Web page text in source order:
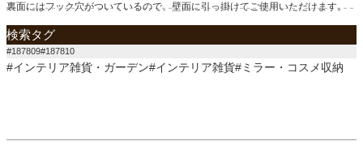
裏面にはフック穴がついているので、壁面に引っ掛けてご使用いただけます。
検索タグ
#187809#187810
#インテリア雑貨・ガーデン#インテリア雑貨#ミラー・コスメ収納